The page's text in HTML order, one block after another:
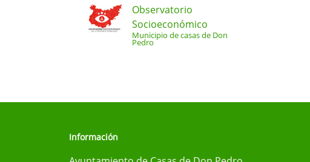
Observatorio
Socioeconómico
Municipio de casas de Don
Pedro
Información